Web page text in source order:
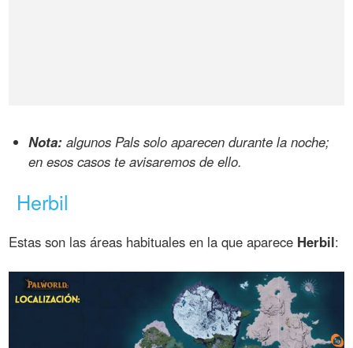
Nota: algunos Pals solo aparecen durante la noche;
en esos casos te avisaremos de ello.
Herbil
Estas son las áreas habituales en la que aparece Herbil: